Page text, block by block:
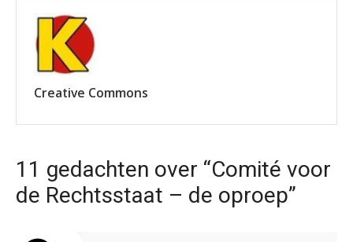
Creative Commons
11 gedachten over “Comité voor
de Rechtsstaat – de oproep”